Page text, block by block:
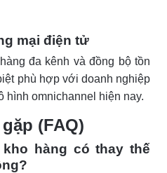
mại điện tử
đa kênh và đồng bộ tồn
phù hợp với doanh nghiệp
hình omnichannel hiện nay.
(FAQ)
hàng có thay thế